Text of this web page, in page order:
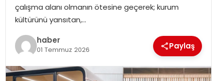
çalışma alanı olmanın ötesine geçerek; kurum
kültürünü yansıtan,…
haber
01 Temmuz 2026 Paylaş